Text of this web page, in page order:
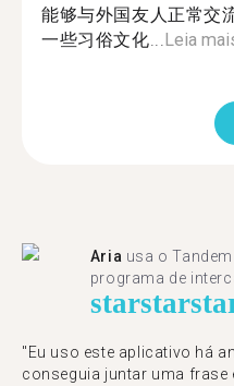
能够与外国友人正常交
一些习俗文化...Leia
Aria usa o
programa de
starstar
"​​Eu uso este aplicativo há
conseguia juntar uma